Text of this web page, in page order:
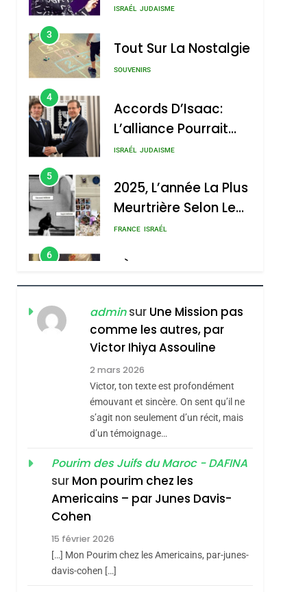
Nouvelle Chanson De
ISRAÉL JUDAISME
3
Tout Sur La Nostalgie
SOUVENIRS
4
Accords D’Isaac:
L’alliance Pourrait
S’étendre À 13 Pays
ISRAÉL JUDAISME
5
2025, L’année La Plus
Meurtrière Selon Le
Rapport D’ADL
FRANCE ISRAÉL
6
FIÈRE, DIGNE ET
RÉSILIENTE :
POURQUOI JE
REVENDIQUE MA
JUDAÏTE Par Thérèse
Zrihen-Dvir
ISRAÉL JUDAISME
CE QUI NOUS
MANQUE – Jacques
Hadida
JUDAISME
Maroc : Les Amandes
De Tafraout, Le Miel
De Tadla Azilal
Consacrés Produits
Du Terroir
DAFINA MAROC
Oeil Ravageur –
2
adminsur Une Mission pas
comme les autres, par
Victor Ihiya Assouline
2 mars 2026
Victor, ton texte est profondément
émouvant et sincère. On sent qu’il ne
s’agit non seulement d’un récit, mais
d’un témoignage…
Pourim des Juifs du Maroc - DAFINA
sur Mon pourim chez les
Americains – par Junes Davis-
Cohen
15 février 2026
[…] Mon Pourim chez les Americains, par-junes-
davis-cohen […]